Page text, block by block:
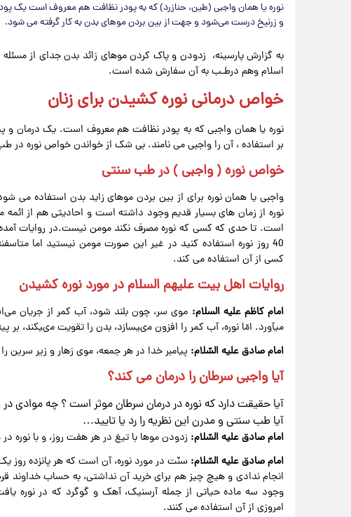
نوره یا همان واجبی (طین، حنازرد) که به پودر نظافت هم معروف است یک
و زرنیخ درست می‌شود و جهت از بین بردن موهای بدن به کار گرفته می شود.
به گزارش پارسینه، زدودن و پاک کردن موهای زائد بدن جدای از
اسلام وهم درطـب به آن سفارش شده است.
خواص درمانی نوره کشیدن برای زنان
نوره یا همان واجبی که به پودر نظافت هم معروف است. یک درمان و
بر استفاده ، آن را واجبی می نامند. بی شک از خواندن خواص نوره
خواص نوره ( واجبی ) در طب سنتی
واجبی یا همان نوره برای از بین بردن موهای زاید بدن استفاده
نوره از زمان های بسیار قدیم وجود داشته است و احادیثی هم از ائمه
40 روز نوره استفاده کنید در غیر این صورت مومن نیستید اما
کسی از آن استفاده می کند.
روایات اهل بیت علیهم السلام در مورد نوره کشیدن
امام کاظم علیه السلام: موى سر، چون بلند شود، آب کمر از جریان
میآورد. امّا نوره، آب کمر را افزون مىیسازد، بدن را تقویت مىیکند، بر
امام صادق علیه السّلام: پیامبر خدا در هر جمعه، موى زهار و زیر سرین
آیا واجبی سرطان را درمان می کند؟
آیا حقیقت دارد که نوره در درمان سرطان موثر است ؟ چه موادی
آیا طب سنتی و مدرن این نظریه را رد یا تایید…
امام صادق علیه السّلام: زدودن موها با تیغ در هر هفت روز، و با نوره
امام صادق علیه السّلام: سنّت در مورد نوره، آن است که هر پانزده روز
انجام ندادى و هیچ ‌چیز هم براى خرید آن نداشتى، به حساب
وجود سه ماده حیاتی از جمله آرسنیک، آهک و گوگرد که در
امروزی از آن استفاده می کنند.